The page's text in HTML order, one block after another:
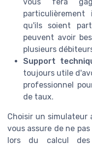
vous fera
particulièrement
qu'ils soient
peuvent avoir
plusieurs
Support
toujours utile
professionnel
de taux.
Choisir un simulateur
vous assure de ne
lors du calcul des